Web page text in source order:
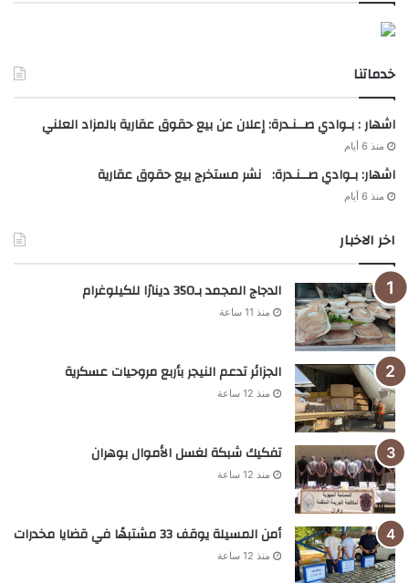
خدماتنا
اشهار : بـوادي صــنـدرة: إعلان عن بيع حقوق عقارية بالمزاد العلني
منذ 6 أيام
اشهار: بـوادي صــنـدرة: نشر مستخرج بيع حقوق عقارية
منذ 6 أيام
اخر الاخبار
الدجاج المجمد بـ350 دينارًا للكيلوغرام
منذ 11 ساعة
الجزائر تدعم النيجر بأربع مروحيات عسكرية
منذ 12 ساعة
تفكيك شبكة لغسل الأموال بوهران
منذ 12 ساعة
أمن المسيلة يوقف 33 مشتبهًا في قضايا مخدرات
منذ 12 ساعة